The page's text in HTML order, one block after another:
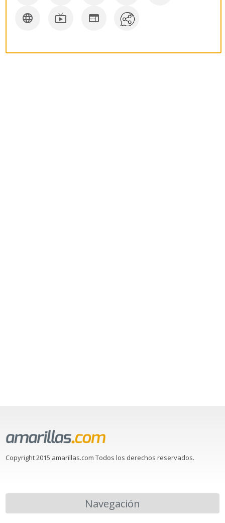
  
Copyright 2015 amarillas.com Todos los derechos reservados.
Navegación